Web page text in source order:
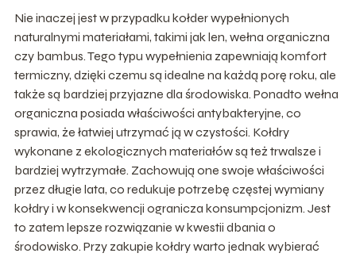
Nie inaczej jest w przypadku kołder wypełnionych
naturalnymi materiałami, takimi jak len, wełna organiczna
czy bambus. Tego typu wypełnienia zapewniają komfort
termiczny, dzięki czemu są idealne na każdą porę roku, ale
także są bardziej przyjazne dla środowiska. Ponadto wełna
organiczna posiada właściwości antybakteryjne, co
sprawia, że łatwiej utrzymać ją w czystości. Kołdry
wykonane z ekologicznych materiałów są też trwalsze i
bardziej wytrzymałe. Zachowują one swoje właściwości
przez długie lata, co redukuje potrzebę częstej wymiany
kołdry i w konsekwencji ogranicza konsumpcjonizm. Jest
to zatem lepsze rozwiązanie w kwestii dbania o
środowisko. Przy zakupie kołdry warto jednak wybierać